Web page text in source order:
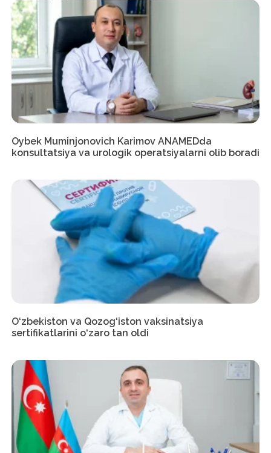
Oybek Muminjonovich Karimov ANAMEDda
konsultatsiya va urologik operatsiyalarni olib boradi
O‘zbekiston va Qozog‘iston vaksinatsiya
sertifikatlarini o‘zaro tan oldi